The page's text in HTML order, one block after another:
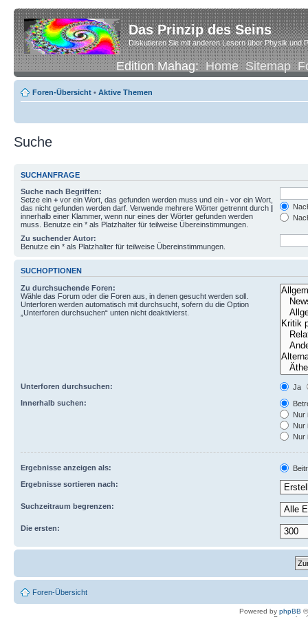
Das Prinzip des Seins
Diskutieren Sie mit anderen Lesern über Physik und
Edition Mahag:Home Sitemap
Foren-Übersicht • Aktive Themen
Suche
SUCHANFRAGE
Suche nach Begriffen:
Setze ein + vor ein Wort, das gefunden werden muss und ein - vor ein Wort,
das nicht gefunden werden darf. Verwende mehrere Wörter getrennt durch |
innerhalb einer Klammer, wenn nur eines der Wörter gefunden werden
muss. Benutze ein * als Platzhalter für teilweise Übereinstimmungen.
Zu suchender Autor:
Benutze ein * als Platzhalter für teilweise Übereinstimmungen.
SUCHOPTIONEN
Zu durchsuchende Foren:
Wähle das Forum oder die Foren aus, in denen gesucht werden soll.
Unterforen werden automatisch mit durchsucht, sofern du die Option
„Unterforen durchsuchen“ unten nicht deaktivierst.
Unterforen durchsuchen:
Ja
Innerhalb suchen:
Nur
Nur
Nur
Ergebnisse anzeigen als:
Ergebnisse sortieren nach:
Suchzeitraum begrenzen:
Die ersten:
Foren-Übersicht
Powered by phpBB